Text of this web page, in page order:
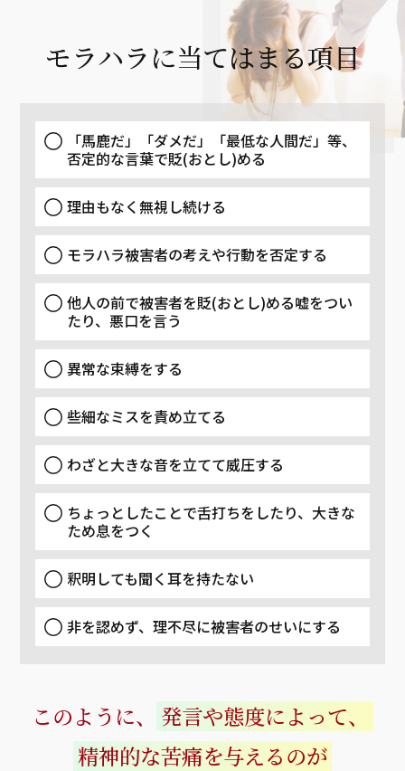
モラハラに当てはまる項目
「馬鹿だ」「ダメだ」「最低な人間だ」等、
否定的な言葉で貶(おとし)める
理由もなく無視し続ける
モラハラ被害者の考えや行動を否定する
他人の前で被害者を貶(おとし)める嘘をつい
たり、悪口を言う
異常な束縛をする
些細なミスを責め立てる
わざと大きな音を立てて威圧する
ちょっとしたことで舌打ちをしたり、大きな
ため息をつく
釈明しても聞く耳を持たない
非を認めず、理不尽に被害者のせいにする
このように、
発言や態度によって、
精神的な苦痛を与えるのが